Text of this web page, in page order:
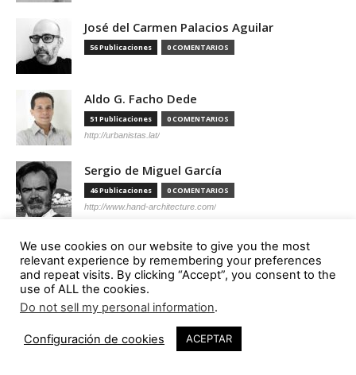
José del Carmen Palacios Aguilar
56 Publicaciones 0 COMENTARIOS
Aldo G. Facho Dede
51 Publicaciones 0 COMENTARIOS
http://urbanistas.lat/
Sergio de Miguel García
46 Publicaciones 0 COMENTARIOS
http://www.hand-architecture.com/
Suscripción
We use cookies on our website to give you the most
relevant experience by remembering your preferences
and repeat visits. By clicking “Accept”, you consent to the
use of ALL the cookies.
Do not sell my personal information.
Configuración de cookies ACEPTAR